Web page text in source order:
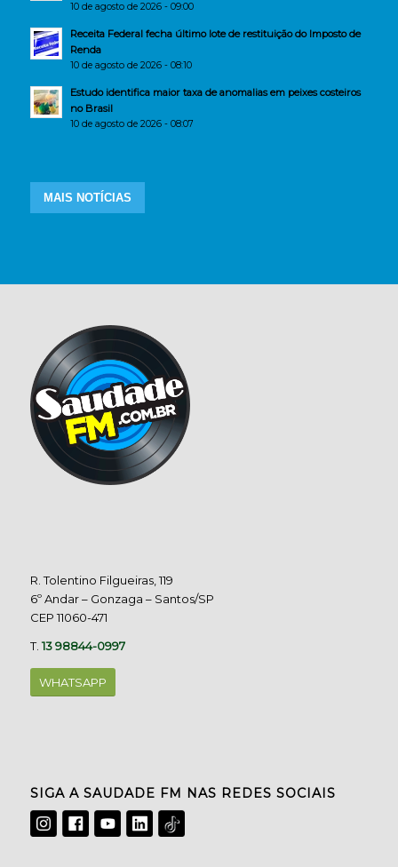
10 de agosto de 2026 - 09:00
Receita Federal fecha último lote de restituição do Imposto de
Renda
10 de agosto de 2026 - 08:10
Estudo identifica maior taxa de anomalias em peixes costeiros
no Brasil
10 de agosto de 2026 - 08:07
MAIS NOTÍCIAS
R. Tolentino Filgueiras, 119
6º Andar – Gonzaga – Santos/SP
CEP 11060-471
T.13 98844-0997
WHATSAPP
SIGA A SAUDADE FM NAS REDES SOCIAIS